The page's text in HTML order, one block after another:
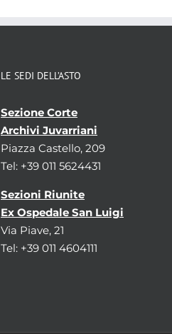
LE SEDI DELL’ASTO
Sezione Corte
Archivi Juvarriani
Piazza Castello, 209
Tel: +39 011 5624431
Sezioni Riunite
Ex Ospedale San Luigi
Via Piave, 21
Tel: +39 011 4604111